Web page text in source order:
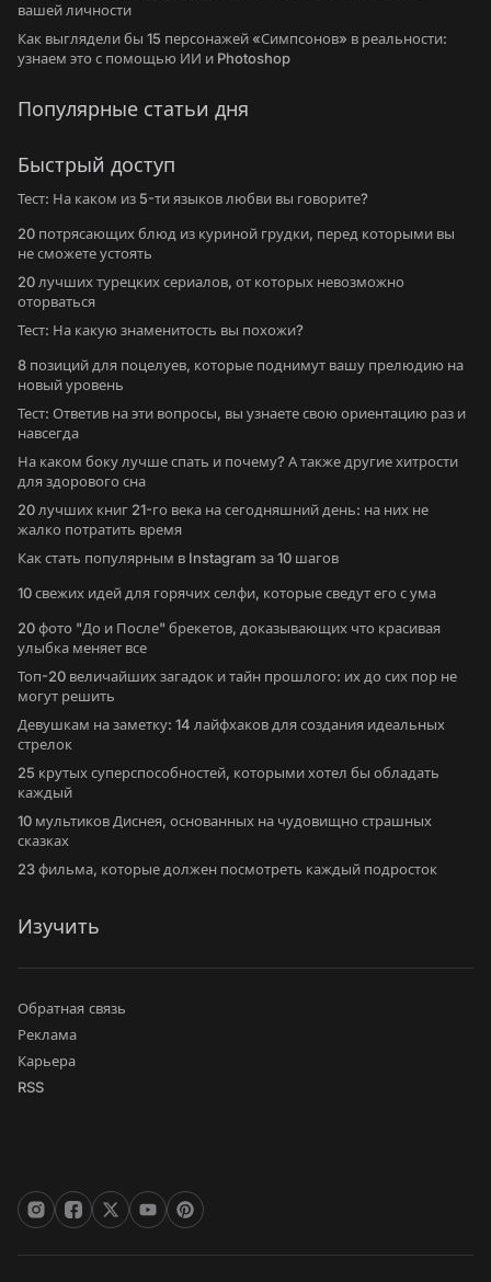
вашей личности
Как выглядели бы 15 персонажей «Симпсонов» в реальности:
узнаем это с помощью ИИ и Photoshop
Популярные статьи дня
Быстрый доступ
Тест: На каком из 5-ти языков любви вы говорите?
20 потрясающих блюд из куриной грудки, перед которыми вы
не сможете устоять
20 лучших турецких сериалов, от которых невозможно
оторваться
Тест: На какую знаменитость вы похожи?
8 позиций для поцелуев, которые поднимут вашу прелюдию на
новый уровень
Тест: Ответив на эти вопросы, вы узнаете свою ориентацию раз и
навсегда
На каком боку лучше спать и почему? А также другие хитрости
для здорового сна
20 лучших книг 21-го века на сегодняшний день: на них не
жалко потратить время
Как стать популярным в Instagram за 10 шагов
10 свежих идей для горячих селфи, которые сведут его с ума
20 фото "До и После" брекетов, доказывающих что красивая
улыбка меняет все
Топ-20 величайших загадок и тайн прошлого: их до сих пор не
могут решить
Девушкам на заметку: 14 лайфхаков для создания идеальных
стрелок
25 крутых суперспособностей, которыми хотел бы обладать
каждый
10 мультиков Диснея, основанных на чудовищно страшных
сказках
23 фильма, которые должен посмотреть каждый подросток
Изучить
Обратная связь
Реклама
Карьера
RSS